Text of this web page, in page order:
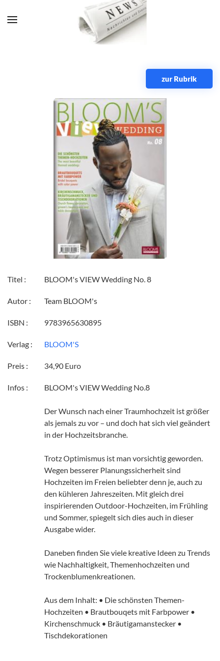
Zum Hauptinhalt springen
zur Rubrik
Titel : BLOOM's VIEW Wedding No. 8
Autor : Team BLOOM's
ISBN : 9783965630895
Verlag : BLOOM'S
Preis : 34,90 Euro
Infos : BLOOM's VIEW Wedding No.8
Der Wunsch nach einer Traumhochzeit ist größer
als jemals zu vor – und doch hat sich viel geändert
in der Hochzeitsbranche.
Trotz Optimismus ist man vorsichtig geworden.
Wegen besserer Planungssicherheit sind
Hochzeiten im Freien beliebter denn je, auch zu
den kühleren Jahreszeiten. Mit gleich drei
inspirierenden Outdoor-Hochzeiten, im Frühling
und Sommer, spiegelt sich dies auch in dieser
Ausgabe wider.
Daneben finden Sie viele kreative Ideen zu Trends
wie Nachhaltigkeit, Themenhochzeiten und
Trockenblumenkreationen.
Aus dem Inhalt: • Die schönsten Themen-
Hochzeiten • Brautbouqets mit Farbpower •
Kirchenschmuck • Bräutigamanstecker •
Tischdekorationen